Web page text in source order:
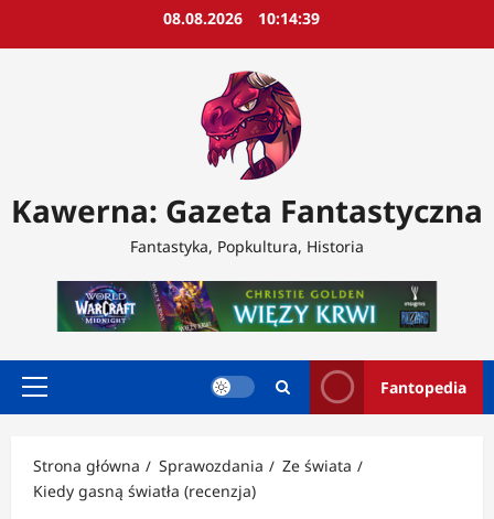
08.08.2026 10:14:41
Kawerna: Gazeta Fantastyczna
Fantastyka, Popkultura, Historia
Menu
Fantopedia
Strona główna Sprawozdania
Ze świata
Kiedy gasną światła (recenzja)